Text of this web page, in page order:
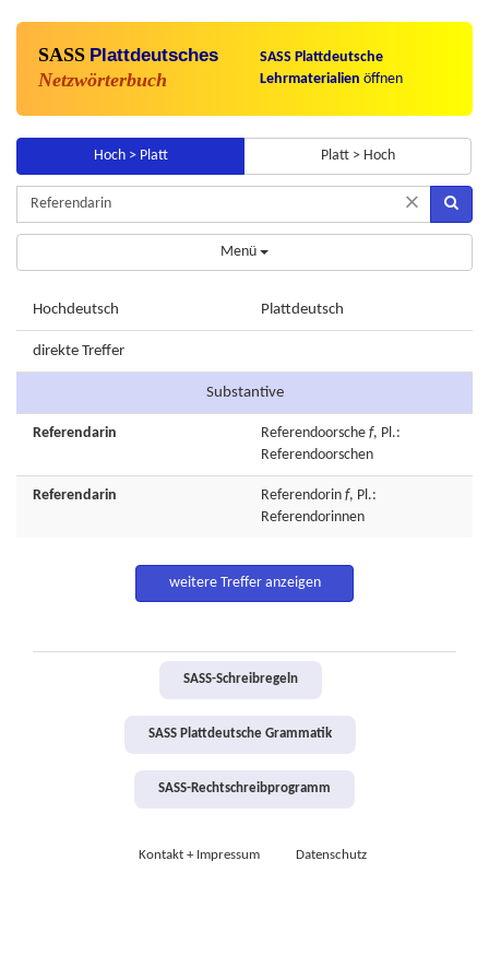
SASS Plattdeutsches
Netzwörterbuch
SASS Plattdeutsche
Lehrmaterialien öffnen
Hoch > Platt Platt > Hoch
×
Menü
Hochdeutsch Plattdeutsch
direkte Treffer
Substantive
Referendarin Referendoorsche f, Pl.:
Referendoorschen
Referendarin Referendorin f, Pl.:
Referendorinnen
weitere Treffer anzeigen
SASS-Schreibregeln
SASS Plattdeutsche Grammatik
SASS-Rechtschreibprogramm
Kontakt + Impressum Datenschutz